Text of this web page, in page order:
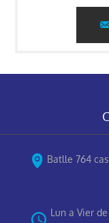
Batlle 764
Lun a Vier